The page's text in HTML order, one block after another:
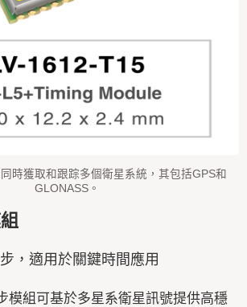
時獲取和跟踪多個衛星系統，其包括GPS和
GLONASS。
，適用於關鍵時間應用
模組可基於多星系衛星訊號提供高穩